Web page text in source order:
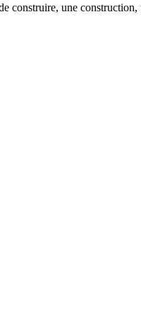
une construction,